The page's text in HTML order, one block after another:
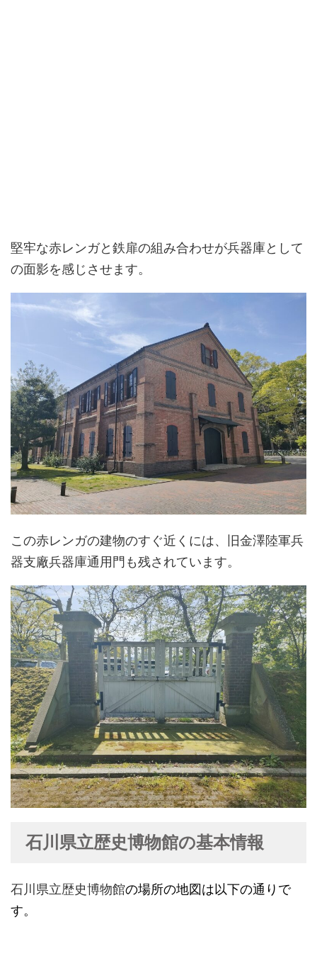
堅牢な赤レンガと鉄扉の組み合わせが兵器庫として
の面影を感じさせます。
この赤レンガの建物のすぐ近くには、旧金澤陸軍兵
器支廠兵器庫通用門も残されています。
石川県立歴史博物館の基本情報
石川県立歴史博物館の場所の地図は以下の通りで
す。